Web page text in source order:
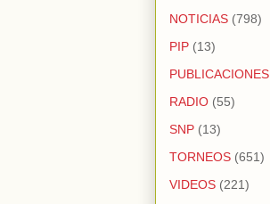
NOTICIAS (798)
PIP (13)
PUBLICACIONES
RADIO (55)
SNP (13)
TORNEOS (651)
VIDEOS (221)